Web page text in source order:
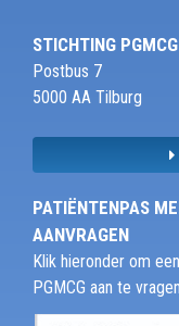
STICHTING PGMCG
Postbus 7
5000 AA Tilburg
PATIËNTENPAS
AANVRAGEN
Klik hieronder om
PGMCG aan te vragen